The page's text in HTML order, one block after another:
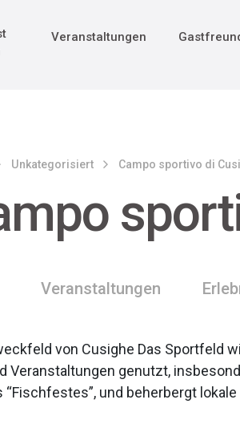
Veranstaltungen
Unkategorisiert Campo sportivo di
Veranstaltungen
von Cusighe Das Sportfeld
Veranstaltungen genutzt,
“Fischfestes”, und beherbergt